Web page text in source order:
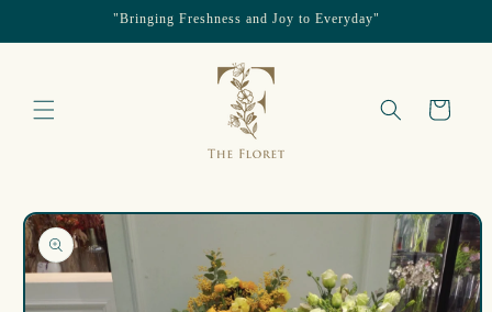
"Bringing Freshness and Joy to Everyday"
物
略過產品
資訊